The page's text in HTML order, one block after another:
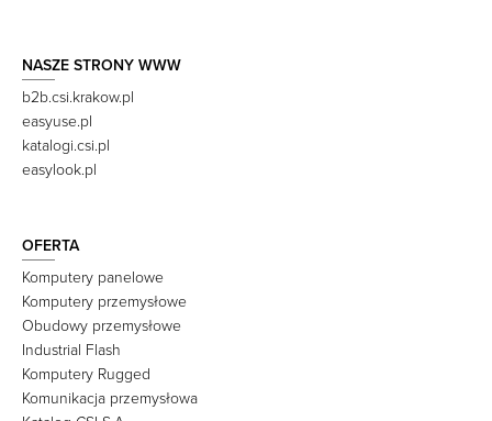
NASZE STRONY WWW
b2b.csi.krakow.pl
easyuse.pl
katalogi.csi.pl
easylook.pl
OFERTA
Komputery panelowe
Komputery przemysłowe
Obudowy przemysłowe
Industrial Flash
Komputery Rugged
Komunikacja przemysłowa